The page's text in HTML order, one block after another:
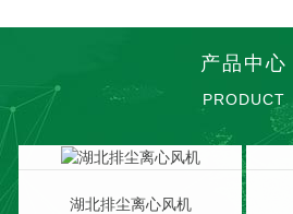
产品中心
PRODUCT
湖北排尘离心风机